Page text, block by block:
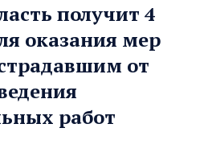
получит 4
оказания мер
от
работ